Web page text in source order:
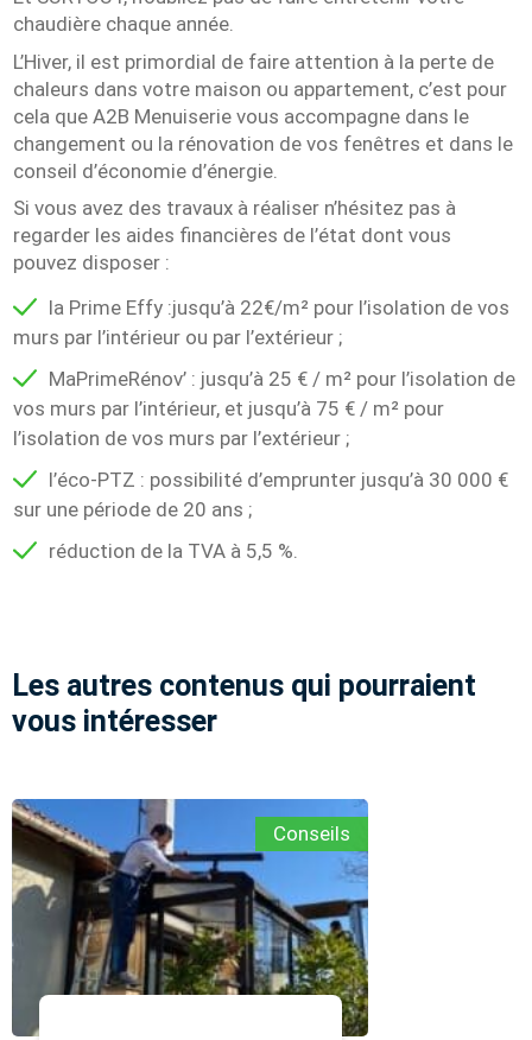
chaudière chaque année.
L’Hiver, il est primordial de faire attention à la perte de
chaleurs dans votre maison ou appartement, c’est pour
cela que A2B Menuiserie vous accompagne dans le
changement ou la rénovation de vos fenêtres et dans le
conseil d’économie d’énergie.
Si vous avez des travaux à réaliser n’hésitez pas à
regarder les aides financières de l’état dont vous
pouvez disposer :
la Prime Effy :jusqu’à 22€/m² pour l’isolation de vos
murs par l’intérieur ou par l’extérieur ;
MaPrimeRénov’ : jusqu’à 25 € / m² pour l’isolation de
vos murs par l’intérieur, et jusqu’à 75 € / m² pour
l’isolation de vos murs par l’extérieur ;
l’éco-PTZ : possibilité d’emprunter jusqu’à 30 000 €
sur une période de 20 ans ;
réduction de la TVA à 5,5 %.
Les autres contenus qui pourraient
vous intéresser
Conseils